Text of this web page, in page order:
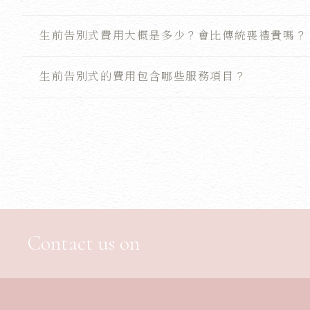
生前告別式費用大概是多少？會比傳統喪禮貴嗎？
生前告別式的費用包含哪些服務項目？
Contact us on